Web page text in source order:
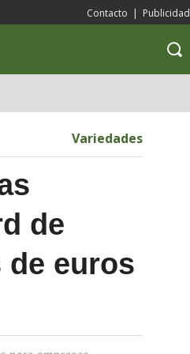
Contacto | Publicidad
Variedades
de
euros